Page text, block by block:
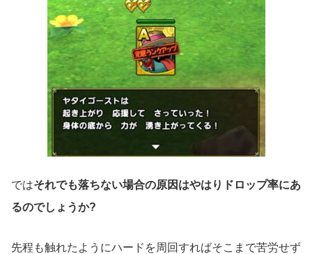
ではそれでも落ちない場合の原因はやはりドロップ率にあ
るのでしょうか?
先程も触れたようにハードを周回すればそこまで苦労せず